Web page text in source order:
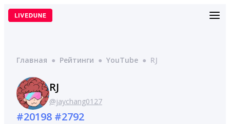
Перейти
Главная ● Рейтинги ● YouTube ● RJ
RJ
@jaychang0127
#20198 #2792